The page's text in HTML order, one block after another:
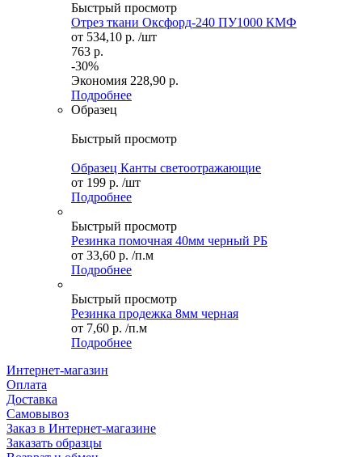
Быстрый просмотр
Отрез ткани Оксфорд-240 ПУ1000 КМФ
от 534,10 р. /шт
763 р.
-30%
Экономия 228,90 р.
Подробнее
Образец
Быстрый просмотр
Образец Канты светоотражающие
от 199 р. /шт
Подробнее
Быстрый просмотр
Резинка помочная 40мм черный РБ
от 33,60 р. /п.м
Подробнее
Быстрый просмотр
Резинка продежка 8мм черная
от 7,60 р. /п.м
Подробнее
Интернет-магазин
Оплата
Доставка
Самовывоз
Заказ в Интернет-магазине
Заказать образцы